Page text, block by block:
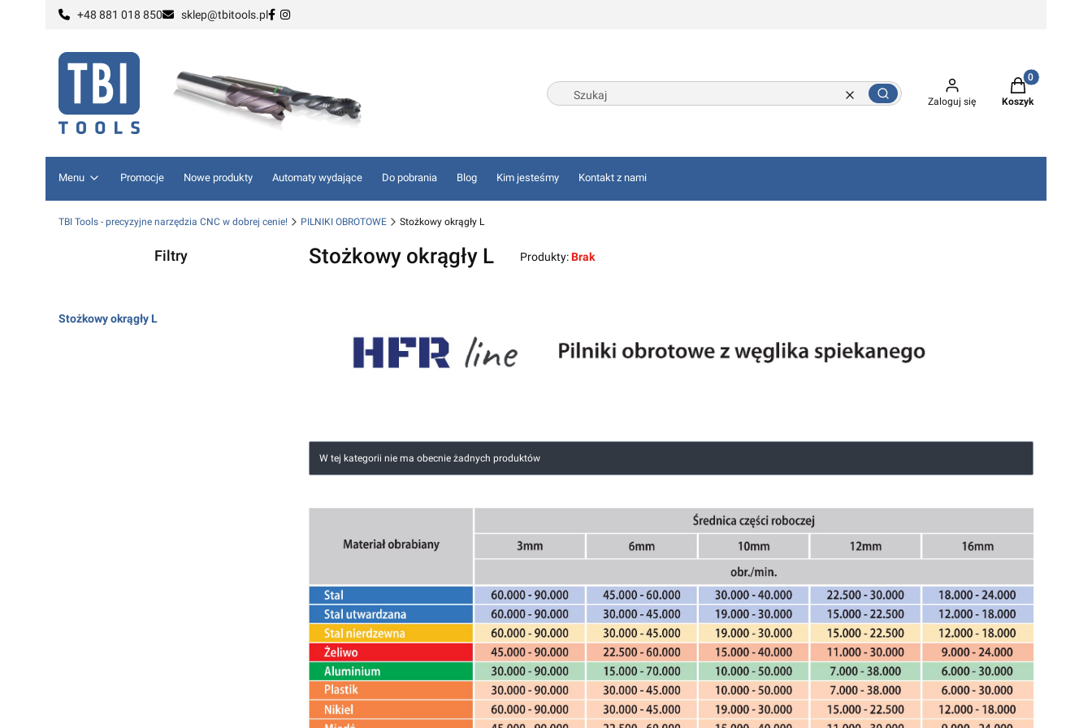
+48 881 018 850 sklep@tbitools.pl
WyczyśćSzukaj Zaloguj się
Produkty w
Koszyk
Menu Promocje Nowe produkty Automaty wydające Do pobrania Blog Kim jesteśmy Kontakt z nami
TBI Tools - precyzyjne narzędzia CNC w dobrej cenie! PILNIKI OBROTOWE Stożkowy okrągły L
Filtry
Stożkowy okrągły L
Stożkowy okrągły L Produkty:Brak
Lista produktów
W tej kategorii nie ma obecnie żadnych produktów